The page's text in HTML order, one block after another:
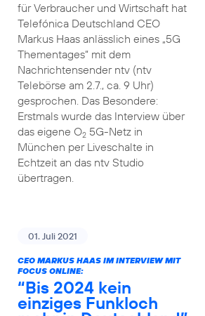
für Verbraucher und Wirtschaft hat
Telefónica Deutschland CEO
Markus Haas anlässlich eines „5G
Thementages“ mit dem
Nachrichtensender ntv (ntv
Telebörse am 2.7., ca. 9 Uhr)
gesprochen. Das Besondere:
Erstmals wurde das Interview über
das eigene O25G-Netz in
München per Liveschalte in
Echtzeit an das ntv Studio
übertragen.
01. Juli 2021
CEO MARKUS HAAS IM INTERVIEW MIT
FOCUS ONLINE:
“Bis 2024 kein
einziges Funkloch